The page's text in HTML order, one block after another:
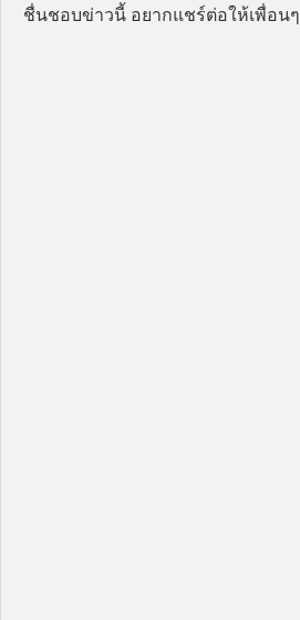
ชื่นชอบข่าวนี้ อยากแชร์ต่อให้เพื่อนๆ